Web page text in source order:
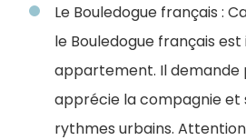
Le Bouledogue français :
le Bouledogue français
appartement. Il demande
apprécie la compagnie et
rythmes urbains.